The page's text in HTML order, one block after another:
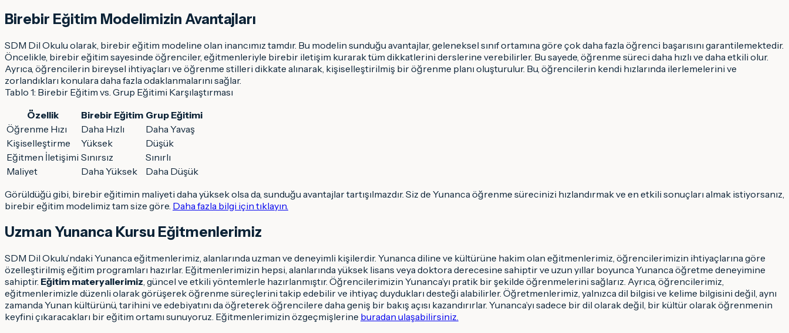
Birebir Eğitim Modelimizin Avantajları
SDM Dil Okulu olarak, birebir eğitim modeline olan inancımız tamdır. Bu modelin sunduğu avantajlar, geleneksel sınıf ortamına göre çok daha fazla öğrenci başarısını garantilemektedir.
Öncelikle, birebir eğitim sayesinde öğrenciler, eğitmenleriyle birebir iletişim kurarak tüm dikkatlerini derslerine verebilirler. Bu sayede, öğrenme süreci daha hızlı ve daha etkili olur.
Ayrıca, öğrencilerin bireysel ihtiyaçları ve öğrenme stilleri dikkate alınarak, kişiselleştirilmiş bir öğrenme planı oluşturulur. Bu, öğrencilerin kendi hızlarında ilerlemelerini ve
zorlandıkları konulara daha fazla odaklanmalarını sağlar.
Tablo 1: Birebir Eğitim vs. Grup Eğitimi Karşılaştırması
Özellik
Birebir Eğitim Grup Eğitimi
Öğrenme Hızı
Daha Hızlı
Daha Yavaş
Kişiselleştirme
Yüksek
Düşük
Eğitmen İletişimi Sınırsız
Sınırlı
Maliyet
Daha Yüksek
Daha Düşük
Görüldüğü gibi, birebir eğitimin maliyeti daha yüksek olsa da, sunduğu avantajlar tartışılmazdır. Siz de Yunanca öğrenme sürecinizi hızlandırmak ve en etkili sonuçları almak istiyorsanız,
birebir eğitim modelimiz tam size göre. Daha fazla bilgi için tıklayın.
Uzman Yunanca Kursu Eğitmenlerimiz
SDM Dil Okulu’ndaki Yunanca eğitmenlerimiz, alanlarında uzman ve deneyimli kişilerdir. Yunanca diline ve kültürüne hakim olan eğitmenlerimiz, öğrencilerimizin ihtiyaçlarına göre
özelleştirilmiş eğitim programları hazırlar. Eğitmenlerimizin hepsi, alanlarında yüksek lisans veya doktora derecesine sahiptir ve uzun yıllar boyunca Yunanca öğretme deneyimine
sahiptir. Eğitim materyallerimiz, güncel ve etkili yöntemlerle hazırlanmıştır. Öğrencilerimizin Yunanca’yı pratik bir şekilde öğrenmelerini sağlarız. Ayrıca, öğrencilerimiz,
eğitmenlerimizle düzenli olarak görüşerek öğrenme süreçlerini takip edebilir ve ihtiyaç duydukları desteği alabilirler. Öğretmenlerimiz, yalnızca dil bilgisi ve kelime bilgisini değil, aynı
zamanda Yunan kültürünü, tarihini ve edebiyatını da öğreterek öğrencilere daha geniş bir bakış açısı kazandırırlar. Yunanca’yı sadece bir dil olarak değil, bir kültür olarak öğrenmenin
keyfini çıkaracakları bir eğitim ortamı sunuyoruz. Eğitmenlerimizin özgeçmişlerine buradan ulaşabilirsiniz.